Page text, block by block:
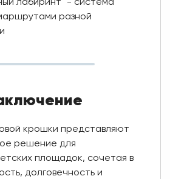
лабиринт" - система
разной
крошки представляют
решение для
площадок, сочетая в
долговечность и